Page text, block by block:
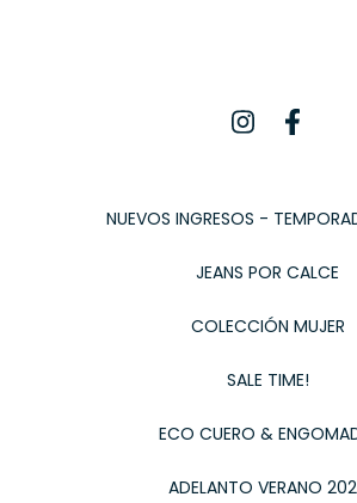
NUEVOS INGRESOS -
JEANS POR CALCE
COLECCIÓN MUJER
SALE TIME!
ECO CUERO &
ADELANTO VERANO